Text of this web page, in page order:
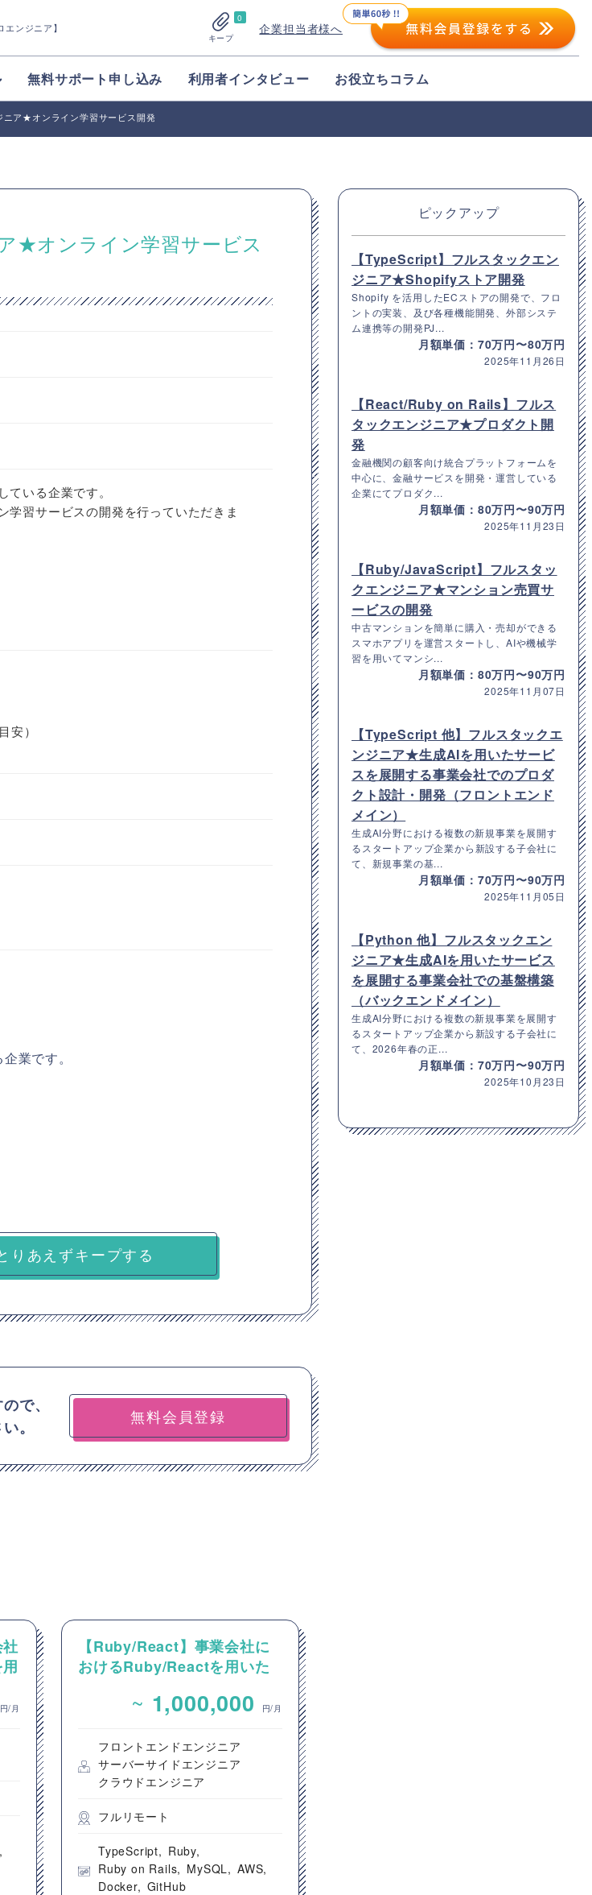
ンジニア】
0
キープ
企業担当者様へ
無料サポート申し込み 利用者インタビュー お役立ちコラム
ニア★オンライン学習サービス開発
★オンライン学習サービス
いる企業です。
学習サービスの開発を行っていただきま
安）
業です。
りあえずキープする
で、
。
無料会員登録
円/月
【Ruby/React】事業会社に
おけるRuby/Reactを用いた
~ 1,000,000 円/月
フロントエンドエンジニア
サーバーサイドエンジニア
クラウドエンジニア
フルリモート
TypeScript
Ruby
Ruby on Rails
MySQL
AWS
Docker
GitHub
ピックアップ
【TypeScript】フルスタックエン
ジニア★Shopifyストア開発
Shopify を活用したECストアの開発で、フロ
ントの実装、及び各種機能開発、外部システ
ム連携等の開発PJ...
月額単価：70万円〜80万円
2025年11月26日
【React/Ruby on Rails】フルス
タックエンジニア★プロダクト開
発
金融機関の顧客向け統合プラットフォームを
中心に、金融サービスを開発・運営している
企業にてプロダク...
月額単価：80万円〜90万円
2025年11月23日
【Ruby/JavaScript】フルスタッ
クエンジニア★マンション売買サ
ービスの開発
中古マンションを簡単に購入・売却ができる
スマホアプリを運営スタートし、AIや機械学
習を用いてマンシ...
月額単価：80万円〜90万円
2025年11月07日
【TypeScript 他】フルスタックエ
ンジニア★生成AIを用いたサービ
スを展開する事業会社でのプロダ
クト設計・開発（フロントエンド
メイン）
生成AI分野における複数の新規事業を展開す
るスタートアップ企業から新設する子会社に
て、新規事業の基...
月額単価：70万円〜90万円
2025年11月05日
【Python 他】フルスタックエン
ジニア★生成AIを用いたサービス
を展開する事業会社での基盤構築
（バックエンドメイン）
生成AI分野における複数の新規事業を展開す
るスタートアップ企業から新設する子会社に
て、2026年春の正...
月額単価：70万円〜90万円
2025年10月23日